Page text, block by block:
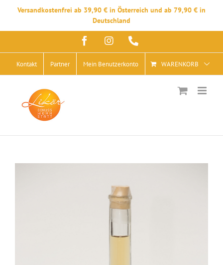
Versandkostenfrei ab 39,90 € in Österreich und ab 79,90 € in
Deutschland
springen
FacebookInstagram
Kontakt Partner Mein Benutzerkonto WARENKORB